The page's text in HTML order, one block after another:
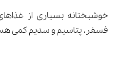
خوشبختانه بسیاری از
فسفر، پتاسیم و سدیم کمی